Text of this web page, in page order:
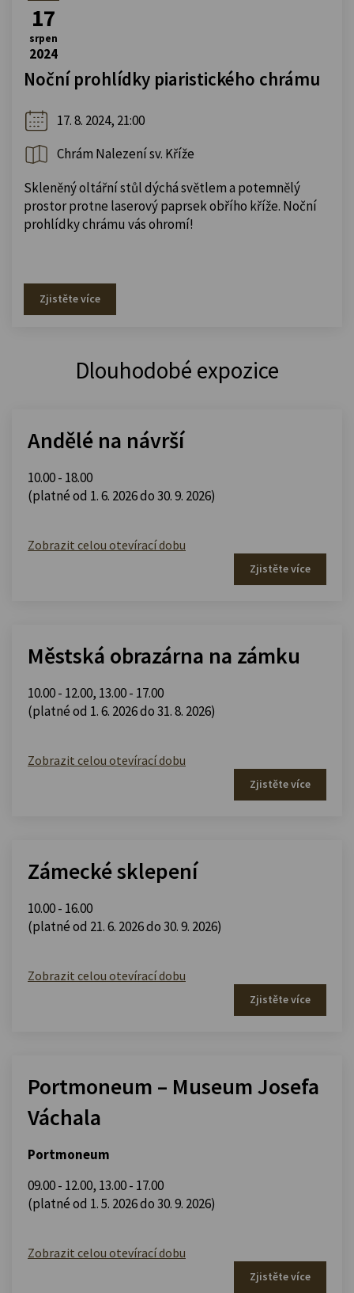
17
srpen
2024
Noční prohlídky piaristického chrámu
17. 8. 2024, 21:00
Chrám Nalezení sv. Kříže
Skleněný oltářní stůl dýchá světlem a potemnělý
prostor protne laserový paprsek obřího kříže. Noční
prohlídky chrámu vás ohromí!
Zjistěte více
Dlouhodobé expozice
Andělé na návrší
10.00 - 18.00
(platné od 1. 6. 2026 do 30. 9. 2026)
Zobrazit celou otevírací dobu
Zjistěte více
Městská obrazárna na zámku
10.00 - 12.00, 13.00 - 17.00
(platné od 1. 6. 2026 do 31. 8. 2026)
Zobrazit celou otevírací dobu
Zjistěte více
Zámecké sklepení
10.00 - 16.00
(platné od 21. 6. 2026 do 30. 9. 2026)
Zobrazit celou otevírací dobu
Zjistěte více
Portmoneum – Museum Josefa
Váchala
Portmoneum
09.00 - 12.00, 13.00 - 17.00
(platné od 1. 5. 2026 do 30. 9. 2026)
Zobrazit celou otevírací dobu
Zjistěte více